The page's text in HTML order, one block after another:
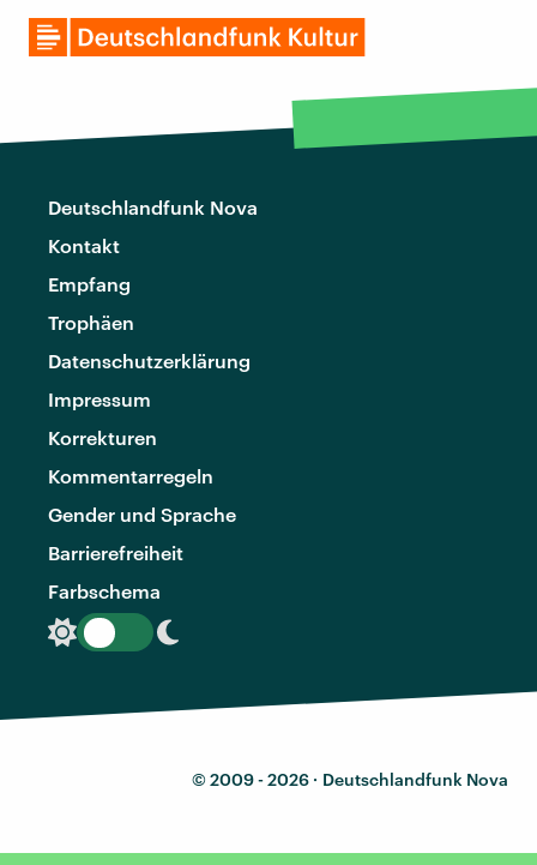
Deutschlandfunk Nova
Kontakt
Empfang
Trophäen
Datenschutzerklärung
Impressum
Korrekturen
Kommentarregeln
Gender und Sprache
Barrierefreiheit
Farbschema
© 2009 - 2026 · Deutschlandfunk Nova